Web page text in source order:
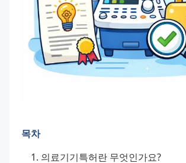
목차
의료기기특허란 무엇인가요?